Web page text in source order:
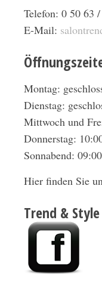
Telefon: 0 50 63
E-Mail:
Montag:
Dienstag:
Mittwoch und
Donnerstag:
Sonnabend:
Hier finden Sie
Trend &